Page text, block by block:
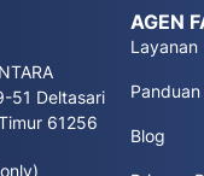
51 Deltasari
61256
AGEN
Layanan
Panduan
Blog